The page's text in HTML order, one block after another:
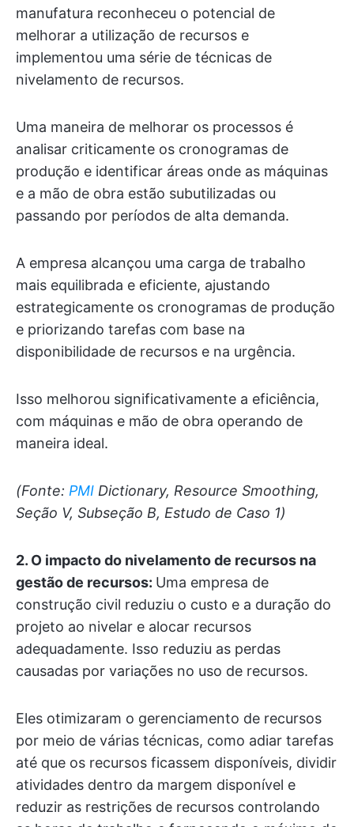
manufatura reconheceu o potencial de
melhorar a utilização de recursos e
implementou uma série de técnicas de
nivelamento de recursos.
Uma maneira de melhorar os processos é
analisar criticamente os cronogramas de
produção e identificar áreas onde as máquinas
e a mão de obra estão subutilizadas ou
passando por períodos de alta demanda.
A empresa alcançou uma carga de trabalho
mais equilibrada e eficiente, ajustando
estrategicamente os cronogramas de produção
e priorizando tarefas com base na
disponibilidade de recursos e na urgência.
Isso melhorou significativamente a eficiência,
com máquinas e mão de obra operando de
maneira ideal.
(Fonte: PMI Dictionary, Resource Smoothing,
Seção V, Subseção B, Estudo de Caso 1)
2. O impacto do nivelamento de recursos na
gestão de recursos: Uma empresa de
construção civil reduziu o custo e a duração do
projeto ao nivelar e alocar recursos
adequadamente. Isso reduziu as perdas
causadas por variações no uso de recursos.
Eles otimizaram o gerenciamento de recursos
por meio de várias técnicas, como adiar tarefas
até que os recursos ficassem disponíveis, dividir
atividades dentro da margem disponível e
reduzir as restrições de recursos controlando